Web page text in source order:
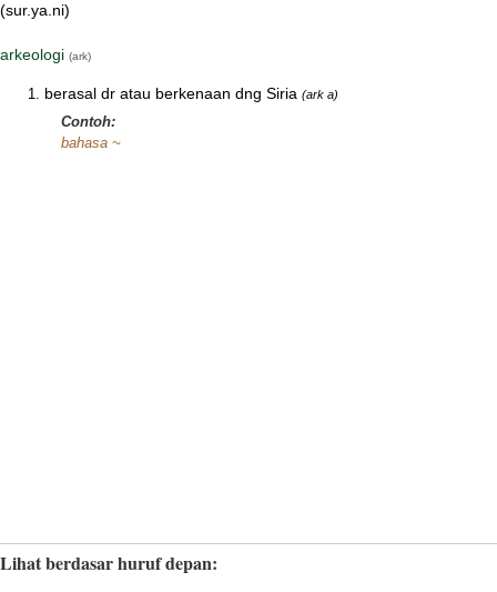
(sur.ya.ni)
arkeologi (ark)
berasal dr atau berkenaan dng Siria (ark a)
Contoh:
bahasa ~
Lihat berdasar huruf depan: